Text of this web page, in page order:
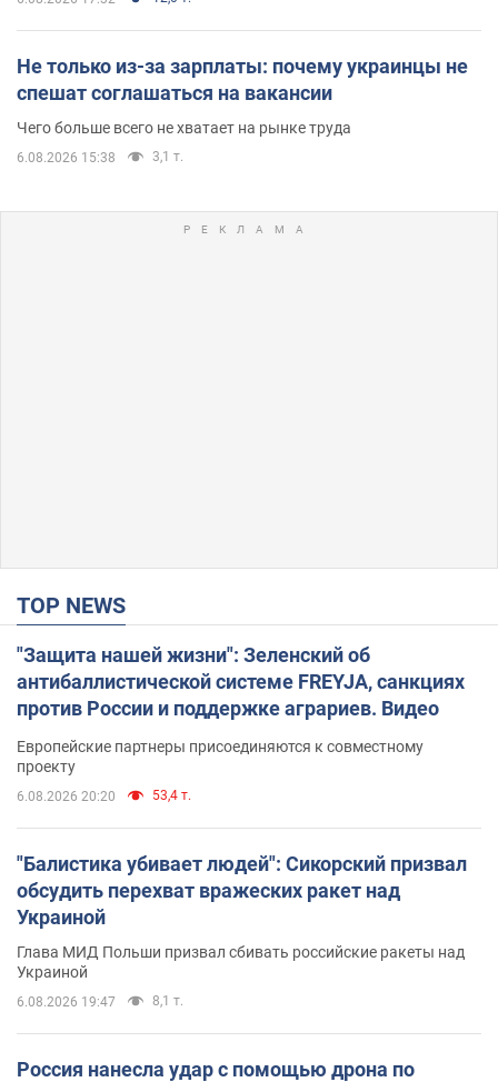
Не только из-за зарплаты: почему украинцы не
спешат соглашаться на вакансии
Чего больше всего не хватает на рынке труда
6.08.2026 15:38 3,1 т.
TOP NEWS
"Защита нашей жизни": Зеленский об
антибаллистической системе FREYJA, санкциях
против России и поддержке аграриев. Видео
Европейские партнеры присоединяются к совместному
проекту
6.08.2026 20:20 53,4 т.
"Балистика убивает людей": Сикорский призвал
обсудить перехват вражеских ракет над
Украиной
Глава МИД Польши призвал сбивать российские ракеты над
Украиной
6.08.2026 19:47 8,1 т.
Россия нанесла удар с помощью дрона по